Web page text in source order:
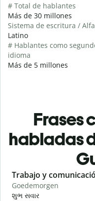
# Total de hablantes
Más de 30 millones
Sistema de escritura /
Latino
# Hablantes como
idioma
Más de 5 millones
Frases
habladas
Slide 1 of 6
Trabajo y
Goedemorgen
શુભ સવાર